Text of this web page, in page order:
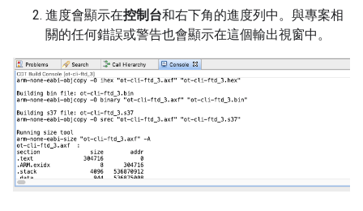
進度會顯示在控制台和右下角的進度列中。與專案相
關的任何錯誤或警告也會顯示在這個輸出視窗中。